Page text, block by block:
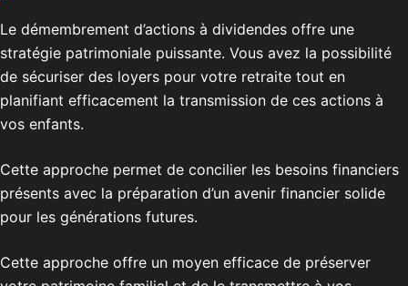
Le démembrement d’actions à dividendes offre une
stratégie patrimoniale puissante. Vous avez la possibilité
de sécuriser des loyers pour votre retraite tout en
planifiant efficacement la transmission de ces actions à
vos enfants.
Cette approche permet de concilier les besoins financiers
présents avec la préparation d’un avenir financier solide
pour les générations futures.
Cette approche offre un moyen efficace de préserver